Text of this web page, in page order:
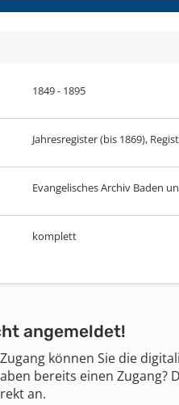
1849 - 1895
Jahresregister (bis 1869),
Evangelisches Archiv Baden
komplett
angemeldet!
können Sie die
bereits einen Zugang?
an.